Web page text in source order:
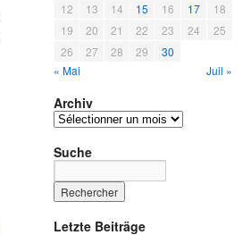
12
13 14 15 16 17
18
19
20 21 22 23 24
25
26
27 28 29
30
« Mai
Juil »
Archiv
Archiv
Suche
Letzte Beiträge